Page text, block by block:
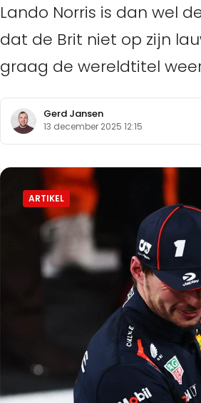
Lando Norris is dan wel
dat de Brit niet op zijn
graag de wereldtitel
Gerd Jansen
13 december 2025 12:15
ARTIKEL